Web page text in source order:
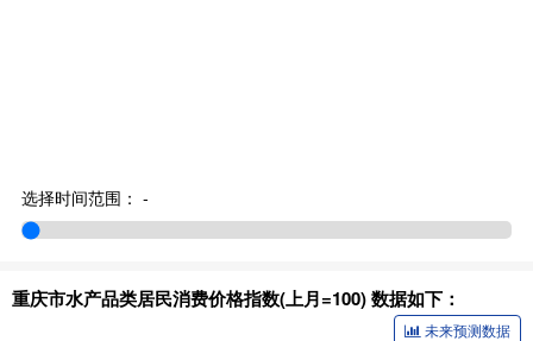
选择时间范围： -
重庆市水产品类居民消费价格指数(上月=100) 数据如下：
未来预测数据